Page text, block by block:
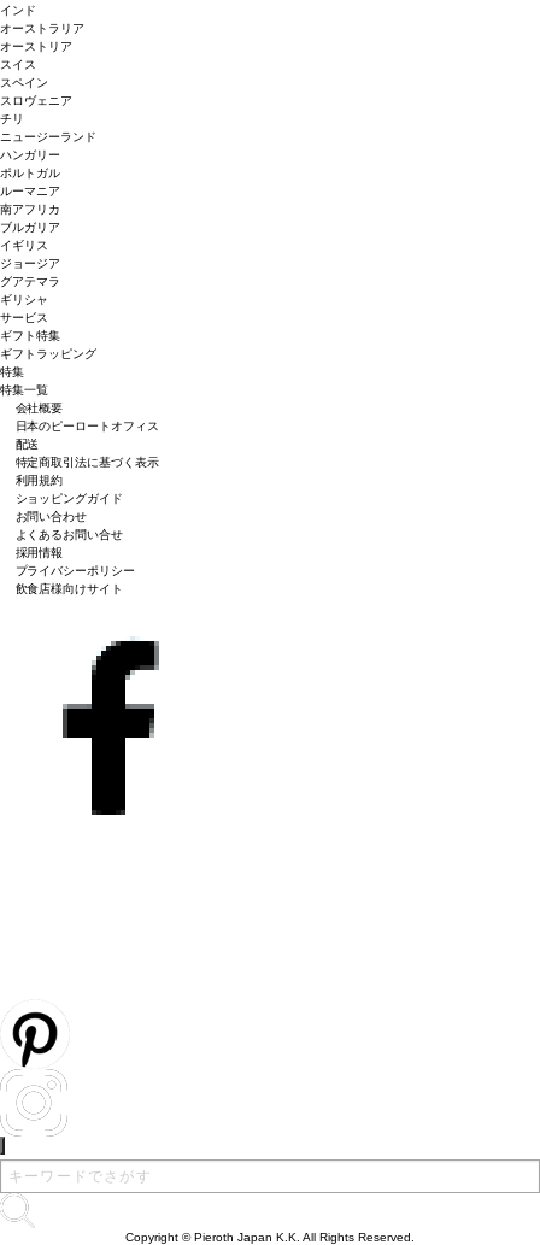
インド
オーストラリア
オーストリア
スイス
スペイン
スロヴェニア
チリ
ニュージーランド
ハンガリー
ポルトガル
ルーマニア
南アフリカ
ブルガリア
イギリス
ジョージア
グアテマラ
ギリシャ
サービス
ギフト特集
ギフトラッピング
特集
特集一覧
会社概要
日本のピーロートオフィス
配送
特定商取引法に基づく表示
利用規約
ショッピングガイド
お問い合わせ
よくあるお問い合せ
採用情報
プライバシーポリシー
飲食店様向けサイト
Copyright © Pieroth Japan K.K. All Rights Reserved.